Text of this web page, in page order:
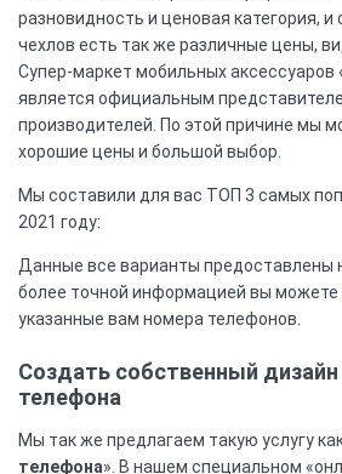
разновидность и ценовая категория,
чехлов есть так же различные цены,
Супер-маркет мобильных аксессуаров
является официальным
производителей. По этой причине мы
хорошие цены и большой выбор.
Мы составили для вас ТОП 3 самых
2021 году:
Данные все варианты предоставлены
более точной информацией вы можете
указанные вам номера телефонов.
Создать собственный дизайн
телефона
Мы так же предлагаем такую услугу
телефона». В нашем специальном